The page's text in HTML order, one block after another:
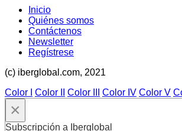
Inicio
Quiénes somos
Contáctenos
Newsletter
Regístrese
(c) iberglobal.com, 2021
Color I
Color II Color III Color IV Color V
×
Subscripción a Iberglobal